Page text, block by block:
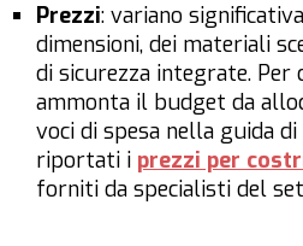
Prezzi: variano
dimensioni, dei materiali
di sicurezza integrate. Per
ammonta il budget da
voci di spesa nella guida di
riportati i prezzi per
forniti da specialisti del